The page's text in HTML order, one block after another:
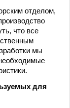
отделом,
что все
мы
для